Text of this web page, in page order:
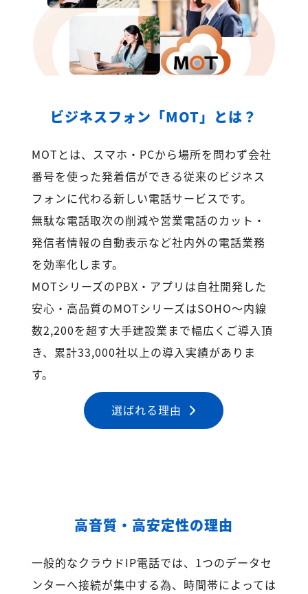
ビジネスフォン「MOT」とは？
MOTとは、スマホ・PCから場所を問わず会社
番号を使った発着信ができる従来のビジネス
フォンに代わる新しい電話サービスです。
無駄な電話取次の削減や営業電話のカット・
発信者情報の自動表示など社内外の電話業務
を効率化します。
MOTシリーズのPBX・アプリは自社開発した
安心・高品質のMOTシリーズはSOHO～内線
数2,200を超す大手建設業まで幅広くご導入頂
き、累計33,000社以上の導入実績がありま
す。
選ばれる理由
高音質・高安定性の理由
一般的なクラウドIP電話では、1つのデータセ
ンターへ接続が集中する為、時間帯によっては